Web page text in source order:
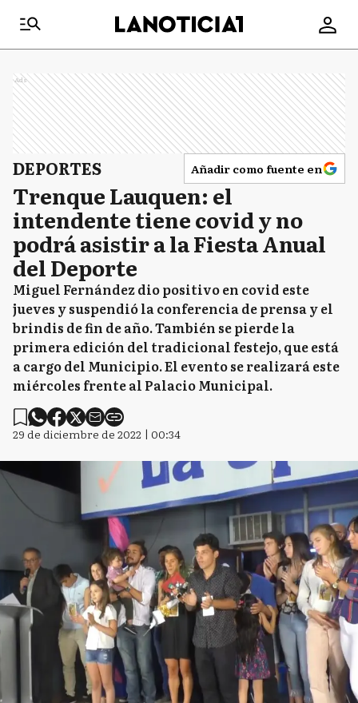
Ads
DEPORTES Añadir como fuente en
Trenque Lauquen: el
intendente tiene covid y no
podrá asistir a la Fiesta Anual
del Deporte
Miguel Fernández dio positivo en covid este
jueves y suspendió la conferencia de prensa y el
brindis de fin de año. También se pierde la
primera edición del tradicional festejo, que está
a cargo del Municipio. El evento se realizará este
miércoles frente al Palacio Municipal.
29 de diciembre de 2022 | 00:34